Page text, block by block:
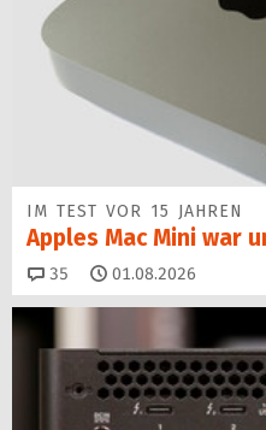
IM TEST VOR 15 JAHREN
Apples Mac Mini war
35 Kommentare
01.08.2026